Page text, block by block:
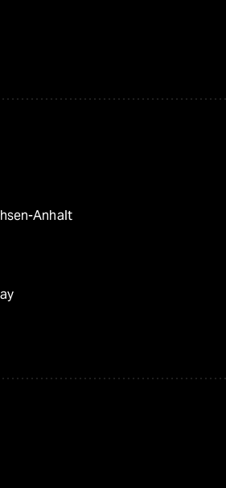
Anhalt